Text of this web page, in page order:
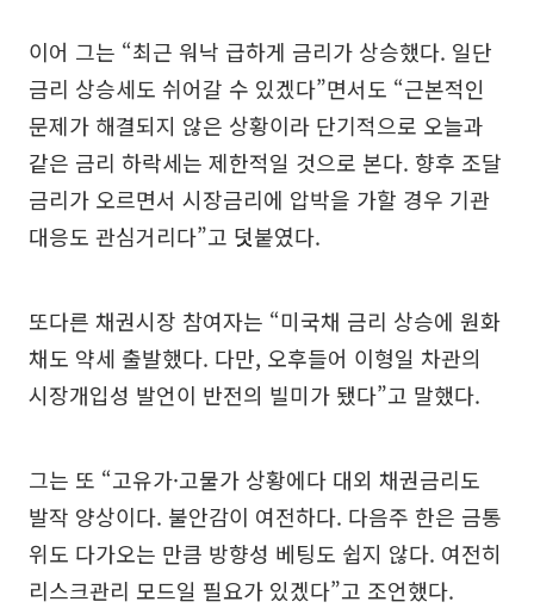
이어 그는 “최근 워낙 급하게 금리가 상승했다. 일단
금리 상승세도 쉬어갈 수 있겠다”면서도 “근본적인
문제가 해결되지 않은 상황이라 단기적으로 오늘과
같은 금리 하락세는 제한적일 것으로 본다. 향후 조달
금리가 오르면서 시장금리에 압박을 가할 경우 기관
대응도 관심거리다”고 덧붙였다.
또다른 채권시장 참여자는 “미국채 금리 상승에 원화
채도 약세 출발했다. 다만, 오후들어 이형일 차관의
시장개입성 발언이 반전의 빌미가 됐다”고 말했다.
그는 또 “고유가·고물가 상황에다 대외 채권금리도
발작 양상이다. 불안감이 여전하다. 다음주 한은 금통
위도 다가오는 만큼 방향성 베팅도 쉽지 않다. 여전히
리스크관리 모드일 필요가 있겠다”고 조언했다.